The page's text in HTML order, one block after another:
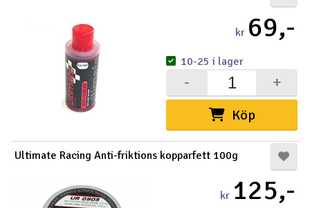
kr 69,-
Köp
+
-
10-25 i lager
Ultimate Racing Anti-friktions kopparfett 100g
kr 125,-